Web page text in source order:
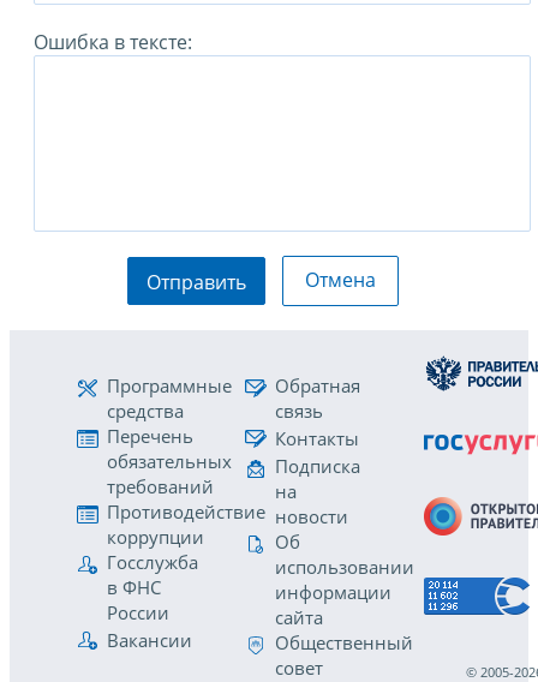
Ошибка в тексте:
Отправить Отмена
Программные
средства
Перечень
обязательных
требований
Противодействие
коррупции
Госслужба
в ФНС
России
Вакансии
Обратная
связь
Контакты
Подписка
на
новости
Об
использовании
информации
сайта
Общественный
совет
© 2005-